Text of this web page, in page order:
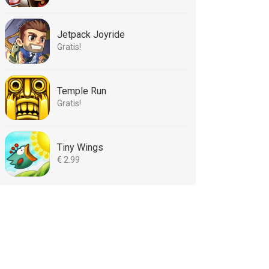
Jetpack Joyride
Gratis!
Temple Run
Gratis!
Tiny Wings
€ 2.99